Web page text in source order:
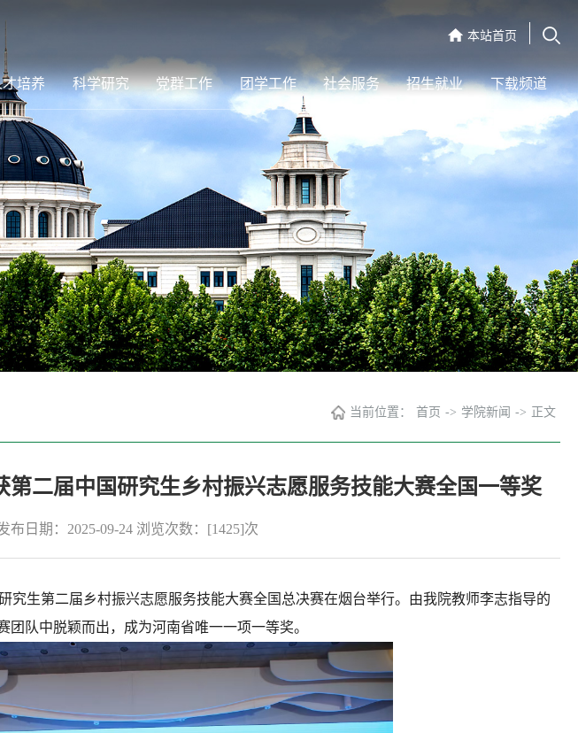
本站首页
才培养 科学研究 党群工作 团学工作 社会服务 招生就业 下载频道
当前位置： 首页 -> 学院新闻 -> 正文
第二届中国研究生乡村振兴志愿服务技能大赛全国一等奖
布日期：2025-09-24 浏览次数：[1425]次
生第二届乡村振兴志愿服务技能大赛全国总决赛在烟台举行。由我院教师李志指导的
团队中脱颖而出，成为河南省唯一一项一等奖。